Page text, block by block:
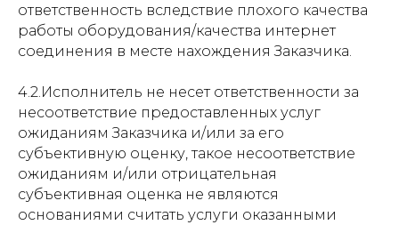
ответственность вследствие плохого качества
работы оборудования/качества интернет
соединения в месте нахождения Заказчика.
4.2.Исполнитель не несет ответственности за
несоответствие предоставленных услуг
ожиданиям Заказчика и/или за его
субъективную оценку, такое несоответствие
ожиданиям и/или отрицательная
субъективная оценка не являются
основаниями считать услуги оказанными